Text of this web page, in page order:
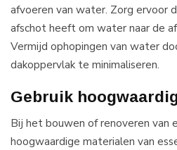
afvoeren van water. Zorg ervoor
afschot heeft om water naar de
Vermijd ophopingen van water
dakoppervlak te minimaliseren.
Gebruik
Bij het bouwen of renoveren van
hoogwaardige materialen van